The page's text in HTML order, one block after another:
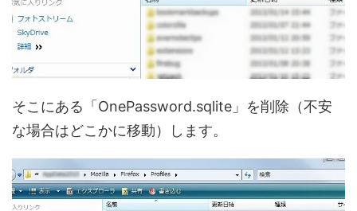
そこにある「OnePassword.sqlite」を削除（不安
な場合はどこかに移動）します。